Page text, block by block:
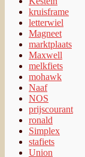
kruisframe
letterwiel
Magneet
marktplaats
Maxwell
melkfiets
mohawk
Naaf
NOS
prijscourant
ronald
Simplex
stafiets
Union